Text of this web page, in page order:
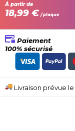
À partir de
18,99 € / plaque
Paiement
100% sécurisé
Livraison prévue le